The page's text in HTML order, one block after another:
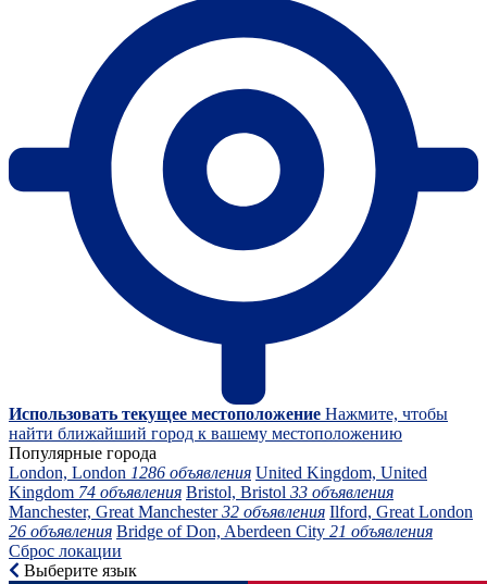
Использовать текущее местоположение Нажмите, чтобы
найти ближайший город к вашему местоположению
Популярные города
London, London 1286 объявления United Kingdom, United
Kingdom 74 объявления Bristol, Bristol 33 объявления
Manchester, Great Manchester32 объявления Ilford, Great London
26 объявления Bridge of Don, Aberdeen City 21 объявления
Сброс локации
Выберите язык